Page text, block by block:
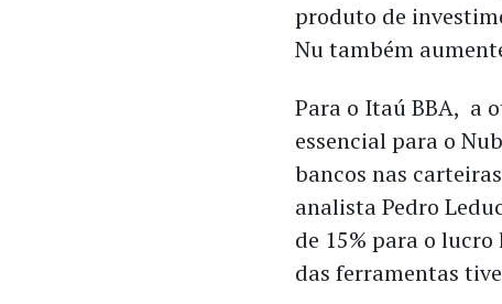
produto de
Nu também
Para o Itaú BBA, a
essencial para o
bancos nas
analista Pedro
de 15% para o
das ferramentas